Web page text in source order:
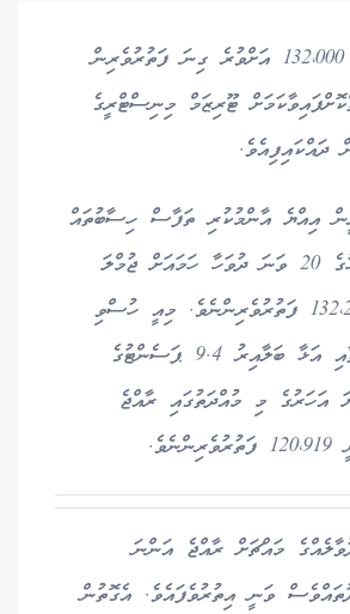
އަހަރުގެ މިހާތަނަށް 132،000 އަށްވުރެ ގިނަ ފަތުރުވެރިން
ޓޫރިޒަމް މިނިސްޓްރީގެ
އިއްޔެ އާންމުކުރި ތަފާސް ހިސާބުތައް
ދައްކާގޮތުން މި މަހުގެ 20 ވަނަ ދުވަހާ ހަމައަށް ޖުމްލަ
އައިސްފައިވަނީ 132،235 ފަތުރުވެރިންނެވެ. މިއީ ހުސްވި
އަހަރުގެ މި މުއްދަތާއި އަޅާ ބަލާއިރު 9.4 ޕަސެންޓުގެ
އަހަރުގެ މި މުއްދަތުގައި ރާއްޖެ
މައްޗަށް ރާއްޖެ އަންނަ
ވަނީ އިތުރުވެފައެވެ. އެގޮތުން